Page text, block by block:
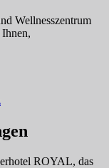
Wellnesszentrum
ROYAL, das